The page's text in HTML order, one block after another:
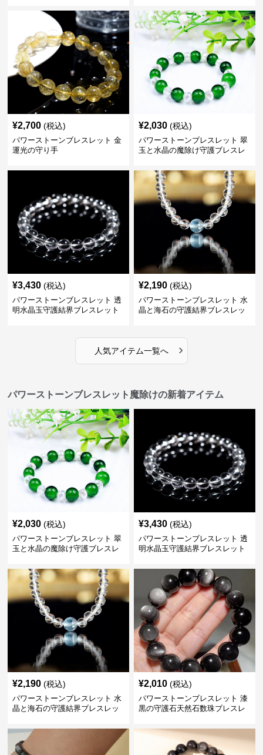
¥2,700 (税込)
パワーストーンブレスレット 金
運光の守り手
¥2,030 (税込)
パワーストーンブレスレット 翠
玉と水晶の魔除け守護ブレスレ
¥3,430 (税込)
パワーストーンブレスレット 透
明水晶玉守護結界ブレスレット
¥2,190 (税込)
パワーストーンブレスレット 水
晶と海石の守護結界ブレスレッ
人気アイテム一覧へ ›
パワーストーンブレスレット魔除けの新着アイテム
¥2,030 (税込)
パワーストーンブレスレット 翠
玉と水晶の魔除け守護ブレスレ
¥3,430 (税込)
パワーストーンブレスレット 透
明水晶玉守護結界ブレスレット
¥2,190 (税込)
パワーストーンブレスレット 水
晶と海石の守護結界ブレスレッ
¥2,010 (税込)
パワーストーンブレスレット 漆
黒の守護石天然石数珠ブレスレ